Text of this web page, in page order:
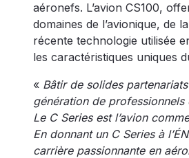
aéronefs. L’avion CS100,
domaines de l’avionique, de
récente technologie utilisée
les caractéristiques uniques
« Bâtir de solides
génération de professionnels
Le C Series est l’avion
En donnant un C Series à
carrière passionnante en